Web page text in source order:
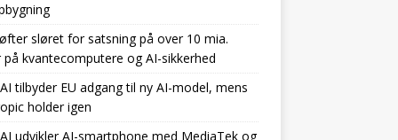
sløret for satsning på over 10 mia.
på kvantecomputere og AI-sikkerhed
tilbyder EU adgang til ny AI-model, mens
holder igen
udvikler AI-smartphone med MediaTek og